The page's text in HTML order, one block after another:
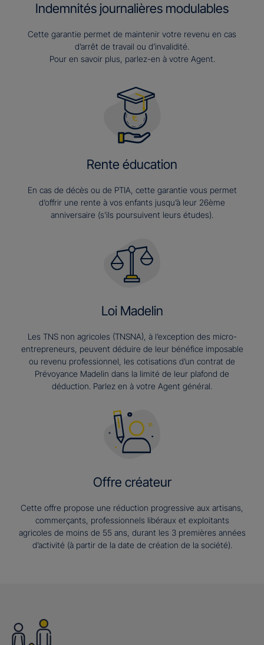
Indemnités journalières modulables
Cette garantie permet de maintenir votre revenu en cas
d’arrêt de travail ou d’invalidité.
Pour en savoir plus, parlez-en à votre Agent.
Rente éducation
En cas de décès ou de PTIA, cette garantie vous permet
d’offrir une rente à vos enfants jusqu’à leur 26ème
anniversaire (s’ils poursuivent leurs études).​
Loi Madelin
Les TNS non agricoles (TNSNA), à l’exception des micro-
entrepreneurs, peuvent déduire de leur bénéfice imposable
ou revenu professionnel, les cotisations d’un contrat de
Prévoyance Madelin dans la limité de leur plafond de
déduction. Parlez en à votre Agent général.
Offre créateur
Cette offre propose une réduction progressive aux artisans,
commerçants, professionnels libéraux et exploitants
agricoles de moins de 55 ans, durant les 3 premières années
d’activité (à partir de la date de création de la société).